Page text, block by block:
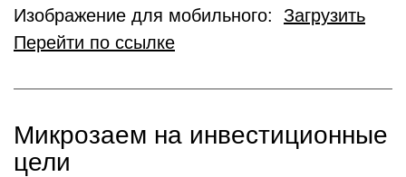
Изображение для мобильного: Загрузить
Перейти по ссылке
Микрозаем на инвестиционные
цели